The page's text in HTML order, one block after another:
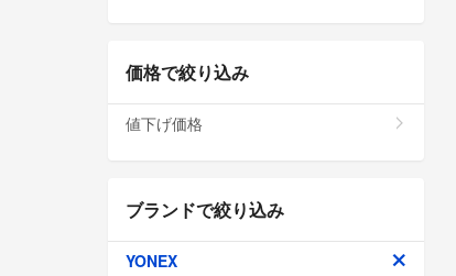
価格で絞り込み
値下げ価格
ブランドで絞り込み
YONEX